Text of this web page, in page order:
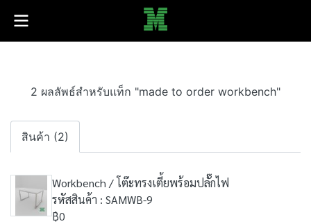
2 ผลลัพธ์สำหรับแท็ก "made to order workbench"
สินค้า (2)
Workbench / โต๊ะทรงเตี้ยพร้อมปลั๊กไฟ
รหัสสินค้า : SAMWB-9
฿0